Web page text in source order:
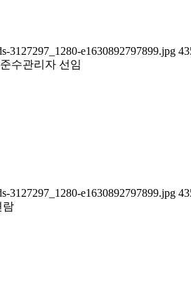
3127297_1280-e1630892797899.jpg
수관리자 선임
3127297_1280-e1630892797899.jpg
람